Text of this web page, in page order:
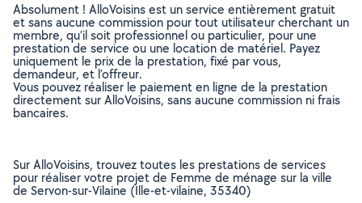
Absolument ! AlloVoisins est un service entièrement gratuit
et sans aucune commission pour tout utilisateur cherchant un
membre, qu’il soit professionnel ou particulier, pour une
prestation de service ou une location de matériel. Payez
uniquement le prix de la prestation, fixé par vous,
demandeur, et l’offreur.
Vous pouvez réaliser le paiement en ligne de la prestation
directement sur AlloVoisins, sans aucune commission ni frais
bancaires.
Sur AlloVoisins, trouvez toutes les prestations de services
pour réaliser votre projet de Femme de ménage sur la ville
de Servon-sur-Vilaine (Ille-et-vilaine, 35340)